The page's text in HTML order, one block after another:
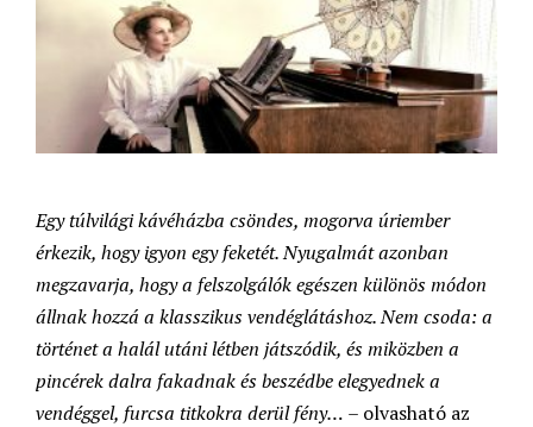
Egy túlvilági kávéházba csöndes, mogorva úriember
érkezik, hogy igyon egy feketét. Nyugalmát azonban
megzavarja, hogy a felszolgálók egészen különös módon
állnak hozzá a klasszikus vendéglátáshoz. Nem csoda: a
történet a halál utáni létben játszódik, és miközben a
pincérek dalra fakadnak és beszédbe elegyednek a
vendéggel, furcsa titkokra derül fény… – olvasható az